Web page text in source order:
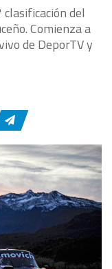
del
Comienza a
de DeporTV y